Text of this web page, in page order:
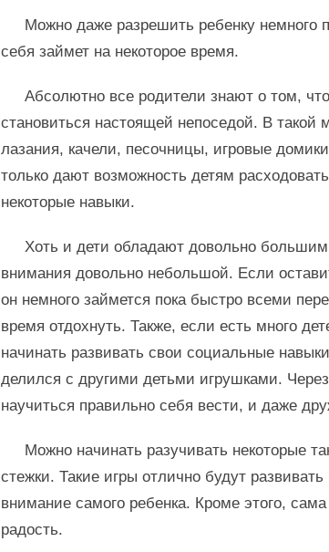
Можно даже разрешить ребенку немного
себя займет на некоторое время.
Абсолютно все родители знают о том,
становиться настоящей непоседой. В такой
лазания, качели, песочницы, игровые
только дают возможность детям
некоторые навыки.
Хоть и дети обладают довольно
внимания довольно небольшой. Если
он немного займется пока быстро всеми
время отдохнуть. Также, если есть много
начинать развивать свои социальные
делился с другими детьми игрушками.
научиться правильно себя вести, и даже
Можно начинать разучивать некоторые
стежки. Такие игры отлично будут
внимание самого ребенка. Кроме этого,
радость.